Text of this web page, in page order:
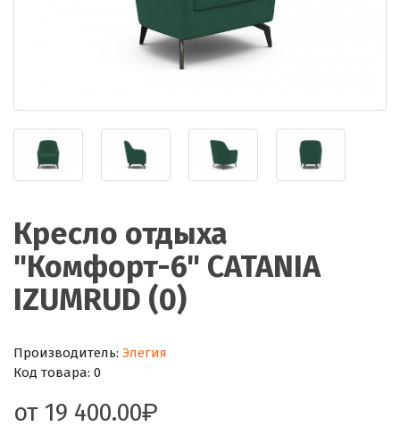
Кресло отдыха
"Комфорт-6" CATANIA
IZUMRUD (0)
Производитель: Элегия
Код товара: 0
от 19 400.00